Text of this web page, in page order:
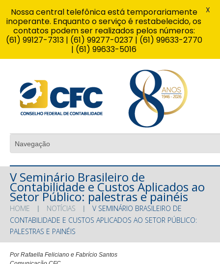
V Seminário Brasileiro de
Contabilidade e Custos Aplicados ao
Setor Público: palestras e painéis
HOME NOTÍCIAS
V SEMINÁRIO BRASILEIRO DE
CONTABILIDADE E CUSTOS APLICADOS AO SETOR PÚBLICO:
PALESTRAS E PAINÉIS
Por Rafaella Feliciano e Fabrício Santos
Nossa central telefônica está temporariamente
inoperante. Enquanto o serviço é restabelecido, os
contatos podem ser realizados pelos números:
(61) 99127-7313 | (61) 99277-0237 | (61) 99633-2770
| (61) 99633-5016
X